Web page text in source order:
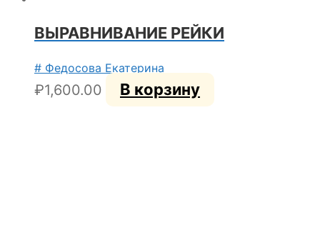
ВЫРАВНИВАНИЕ РЕЙКИ
# Федосова Екатерина
₽1,600.00 В корзину